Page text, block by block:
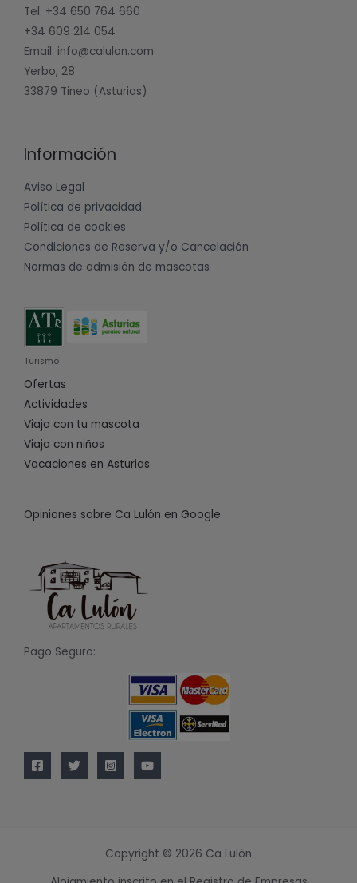
Tel: +34 650 764 660
+34 609 214 054
Email: info@calulon.com
Yerbo, 28
33879 Tineo (Asturias)
Información
Aviso Legal
Política de privacidad
Política de cookies
Condiciones de Reserva y/o Cancelación
Normas de admisión de mascotas
Turismo
Ofertas
Actividades
Viaja con tu mascota
Viaja con niños
Vacaciones en Asturias
Opiniones sobre Ca Lulón en Google
Pago Seguro:
Copyright © 2026 Ca Lulón